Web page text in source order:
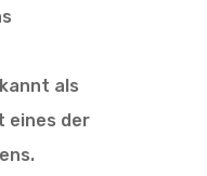
als
eines der